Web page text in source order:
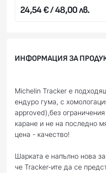
24,54 € / 48,00 лв.
ИНФОРМАЦИЯ ЗА
Michelin Tracker е
ендуро гума, с
approved),без
каране и не на последно
цена - качество!
Шарката е напълно нова
че Tracker-ите да се